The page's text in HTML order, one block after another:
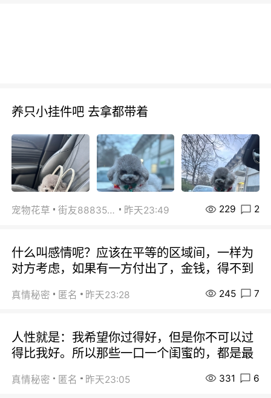
养只小挂件吧 去拿都带着
宠物花草 街友88835518 昨天23:49 229 2
什么叫感情呢？应该在平等的区域间，一样为
对方考虑，如果有一方付出了，金钱，得不到
真情秘密 匿名 昨天23:28 245 7
人性就是：我希望你过得好，但是你不可以过
得比我好。所以那些一口一个闺蜜的，都是最
真情秘密 匿名 昨天23:05 331 6